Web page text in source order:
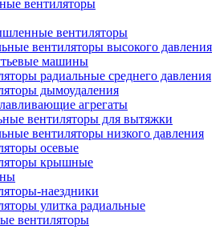
вентиляторы
вентиляторы
вентиляторы высокого давления
машины
радиальные среднего давления
дымоудаления
агрегаты
вентиляторы для вытяжки
вентиляторы низкого давления
осевые
крышные
наездники
улитка радиальные
вентиляторы